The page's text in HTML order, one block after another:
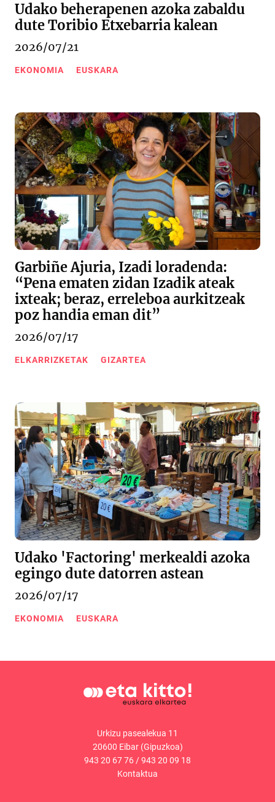
Udako beherapenen azoka zabaldu
dute Toribio Etxebarria kalean
2026/07/21
EKONOMIA EUSKARA
Garbiñe Ajuria, Izadi loradenda:
“Pena ematen zidan Izadik ateak
ixteak; beraz, erreleboa aurkitzeak
poz handia eman dit”
2026/07/17
ELKARRIZKETAK GIZARTEA
Udako 'Factoring' merkealdi azoka
egingo dute datorren astean
2026/07/17
EKONOMIA EUSKARA
Urkizu pasealekua 11
20600 Eibar (Gipuzkoa)
943 20 67 76 /943 20 09 18
Kontaktua